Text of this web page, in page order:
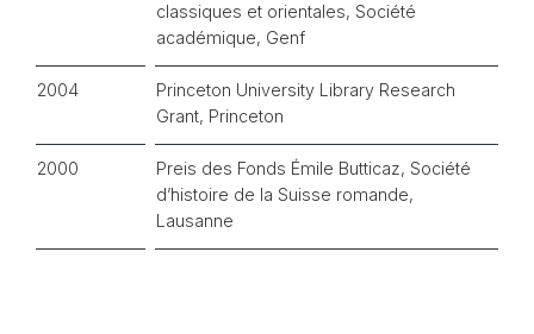
classiques et orientales, Société
académique, Genf
2004
Princeton University Library Research
Grant, Princeton
2000
Preis des Fonds Émile Butticaz, Société
d’histoire de la Suisse romande,
Lausanne